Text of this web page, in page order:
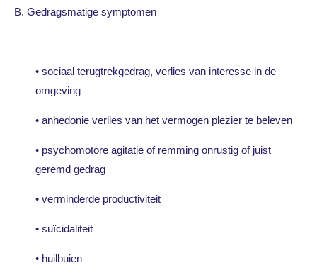
B. Gedragsmatige symptomen
• sociaal terugtrekgedrag, verlies van interesse in de
omgeving
• anhedonie verlies van het vermogen plezier te beleven
• psychomotore agitatie of remming onrustig of juist
geremd gedrag
• verminderde productiviteit
• suïcidaliteit
• huilbuien